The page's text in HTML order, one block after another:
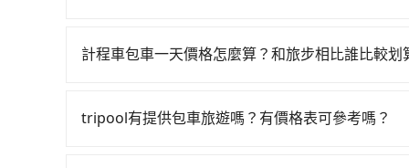
點仍有段距離，在遇到下雨天或者載行李時，就顯
產生。
計程車包車一天價格怎麼算？和旅步相比誰比較划
區，價格可能有所不同。另外，計程車包車價格
tripool有提供包車旅遊嗎？有價格表可參考嗎？